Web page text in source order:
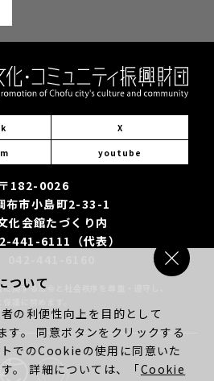
X
youtube
〒182-0026
布市小島町2-33-1
化会館たづくり内
441-6111（代表）
関する法令と社会秩序を尊重・遵守し、
ついて
の利便性向上を目的として
。 同意ボタンをクリックする
でのCookieの使用に同意いた
。 詳細については、「Cookie